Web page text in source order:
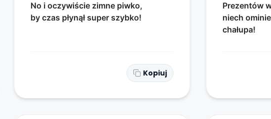
No i oczywiście zimne piwko,
by czas płynął super szybko!
Kopiuj
Prezentów
niech
chałupa!